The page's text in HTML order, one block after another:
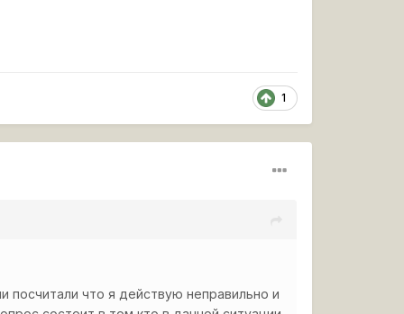
1
что я действую неправильно и